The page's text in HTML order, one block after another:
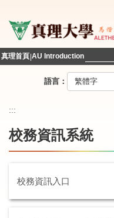
到
主
內
真理首頁 AU Introduction
語言：
:::
校務資訊系統
校務資訊入口